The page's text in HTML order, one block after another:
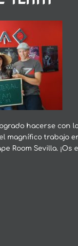
hacerse con
magnífico trabajo
Room Sevilla. ¡Os